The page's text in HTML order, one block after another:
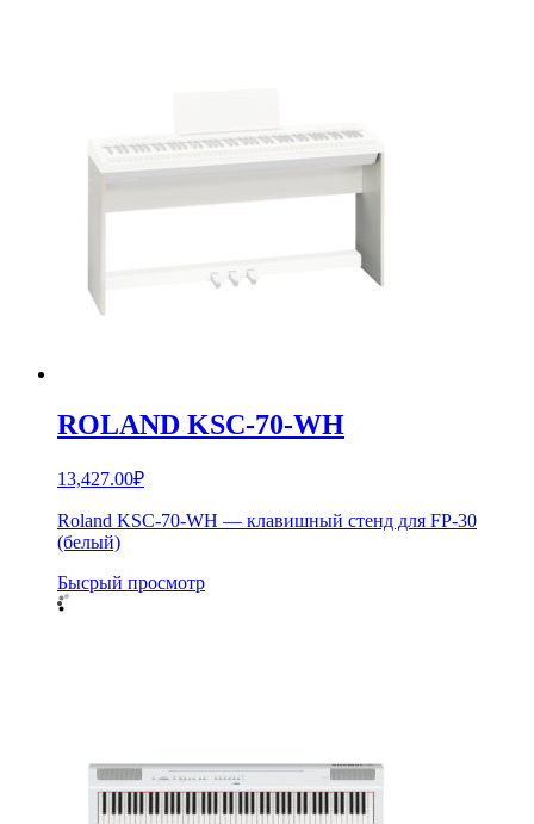
ROLAND KSC-70-WH
13,427.00₽
Roland KSC-70-WH — клавишный стенд для FP-30
(белый)
Бысрый просмотр